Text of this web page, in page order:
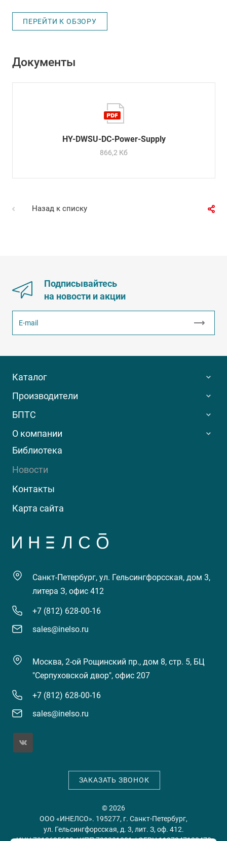
ПЕРЕЙТИ К ОБЗОРУ
Документы
HY-DWSU-DC-Power-Supply
866,2 Кб
Назад к списку
Подписывайтесь
на новости и акции
Каталог
Производители
БПТС
О компании
Библиотека
Новости
Контакты
Карта сайта
Санкт-Петербург, ул. Гельсингфорсская, дом 3,
литера З, офис 412
+7 (812) 628-00-16
sales@inelso.ru
Москва, 2-ой Рощинский пр., дом 8, стр. 5, БЦ
"Серпуховской двор", офис 207
+7 (812) 628-00-16
sales@inelso.ru
ЗАКАЗАТЬ ЗВОНОК
© 2026
ООО «ИНЕЛСО». 195277, г. Санкт-Петербург,
ул. Гельсингфорсская, д. 3, лит. З, оф. 412.